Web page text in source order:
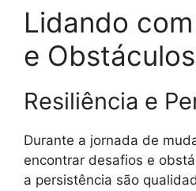
Lidando
e Obstáculos
Resiliência e
Durante a jornada de
encontrar desafios e
a persistência são